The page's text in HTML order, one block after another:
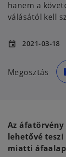
hanem a
válásától kell
event 2021-03-18
Megosztás
Az áfatörvény
lehetővé
miatti